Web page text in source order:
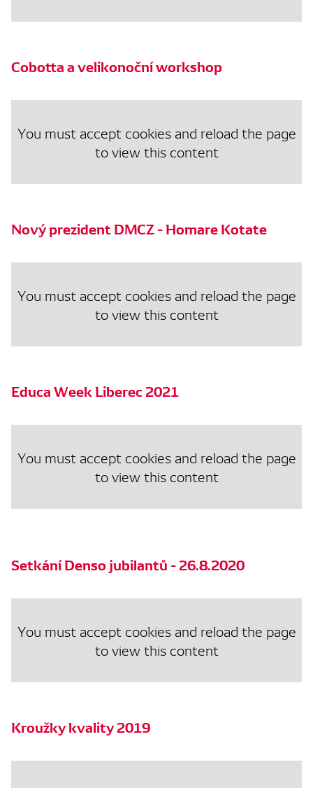
Cobotta a velikonoční workshop
You must accept cookies and reload the page
to view this content
Nový prezident DMCZ - Homare Kotate
You must accept cookies and reload the page
to view this content
Educa Week Liberec 2021
You must accept cookies and reload the page
to view this content
Setkání Denso jubilantů - 26.8.2020
You must accept cookies and reload the page
to view this content
Kroužky kvality 2019